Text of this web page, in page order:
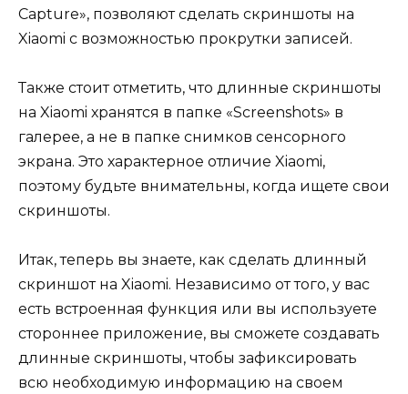
Capture», позволяют сделать скриншоты на
Xiaomi с возможностью прокрутки записей.
Также стоит отметить, что длинные скриншоты
на Xiaomi хранятся в папке «Screenshots» в
галерее, а не в папке снимков сенсорного
экрана. Это характерное отличие Xiaomi,
поэтому будьте внимательны, когда ищете свои
скриншоты.
Итак, теперь вы знаете, как сделать длинный
скриншот на Xiaomi. Независимо от того, у вас
есть встроенная функция или вы используете
стороннее приложение, вы сможете создавать
длинные скриншоты, чтобы зафиксировать
всю необходимую информацию на своем